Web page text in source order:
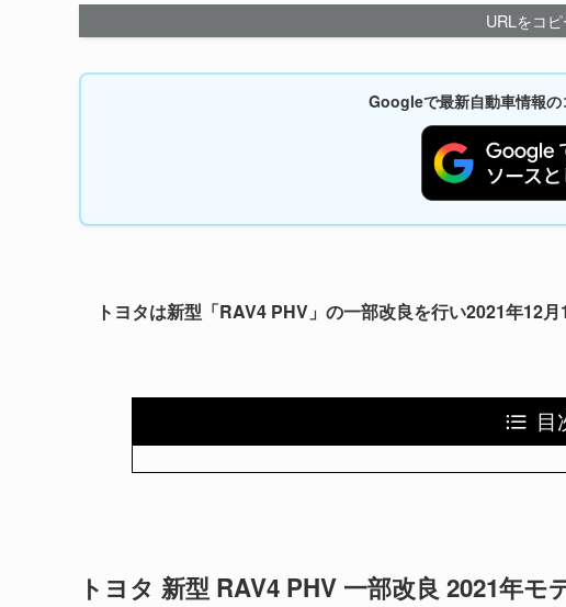
URLをコ
Googleで最新自動車情報
トヨタは新型「RAV4 PHV」の一部改良を行い2021年12月
目
トヨタ 新型 RAV4 PHV 一部改良 2021年モ